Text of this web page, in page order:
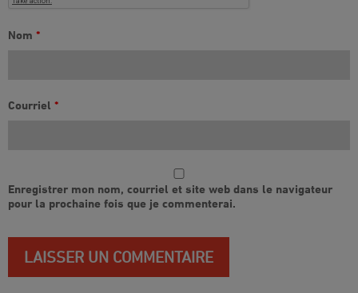
Nom *
Courriel *
Enregistrer mon nom, courriel et site web dans le navigateur
pour la prochaine fois que je commenterai.